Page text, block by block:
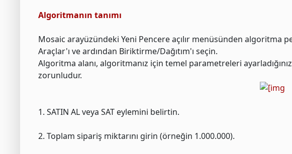
Algoritmanın tanımı
Mosaic arayüzündeki Yeni Pencere açılır menüsünden algoritma
Araçlar'ı ve ardından Biriktirme/Dağıtım'ı seçin.
Algoritma alanı, algoritmanız için temel parametreleri
zorunludur.
1. SATIN AL veya SAT eylemini belirtin.
2. Toplam sipariş miktarını girin (örneğin 1.000.000).